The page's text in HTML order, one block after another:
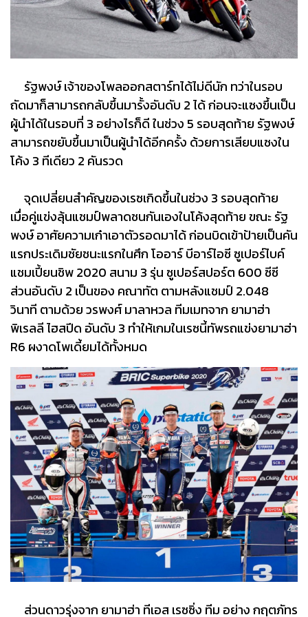
รัฐพงษ์ เจ้าของโพลออกสตาร์ทได้ไม่ดีนัก ทว่าในรอบ
ถัดมาก็สามารถกลับขึ้นมารั้งอันดับ 2 ได้ ก่อนจะแซงขึ้นเป็น
ผู้นำได้ในรอบที่ 3 อย่างไรก็ดี ในช่วง 5 รอบสุดท้าย รัฐพงษ์
สามารถขยับขึ้นมาเป็นผู้นำได้อีกครั้ง ด้วยการเสียบแซงใน
โค้ง 3 ทีเดียว 2 คันรวด
จุดเปลี่ยนสำคัญของเรซเกิดขึ้นในช่วง 3 รอบสุดท้าย
เมื่อคู่แข่งลุ้นแชมป์พลาดชนกันเองในโค้งสุดท้าย ขณะ รัฐ
พงษ์ อาศัยความเก๋าเอาตัวรอดมาได้ ก่อนบิดเข้าป้ายเป็นคัน
แรกประเดิมชัยชนะแรกในศึก โออาร์ บีอาร์ไอซี ซูเปอร์ไบค์
แชมเปี้ยนชิพ 2020 สนาม 3 รุ่น ซูเปอร์สปอร์ต 600 ซีซี
ส่วนอันดับ 2 เป็นของ คณาทัต ตามหลังแชมป์ 2.048
วินาที ตามด้วย วรพงศ์ มาลาหวล ทีมเมทจาก ยามาฮ่า
พิเรลลี ไฮสปีด อันดับ 3 ทำให้เกมในเรซนี้ทัพรถแข่งยามาฮ่า
R6 ผงาดโพเดี้ยมได้ทั้งหมด
ส่วนดาวรุ่งจาก ยามาฮ่า ทีเอส เรซซิ่ง ทีม อย่าง กฤตภัทร